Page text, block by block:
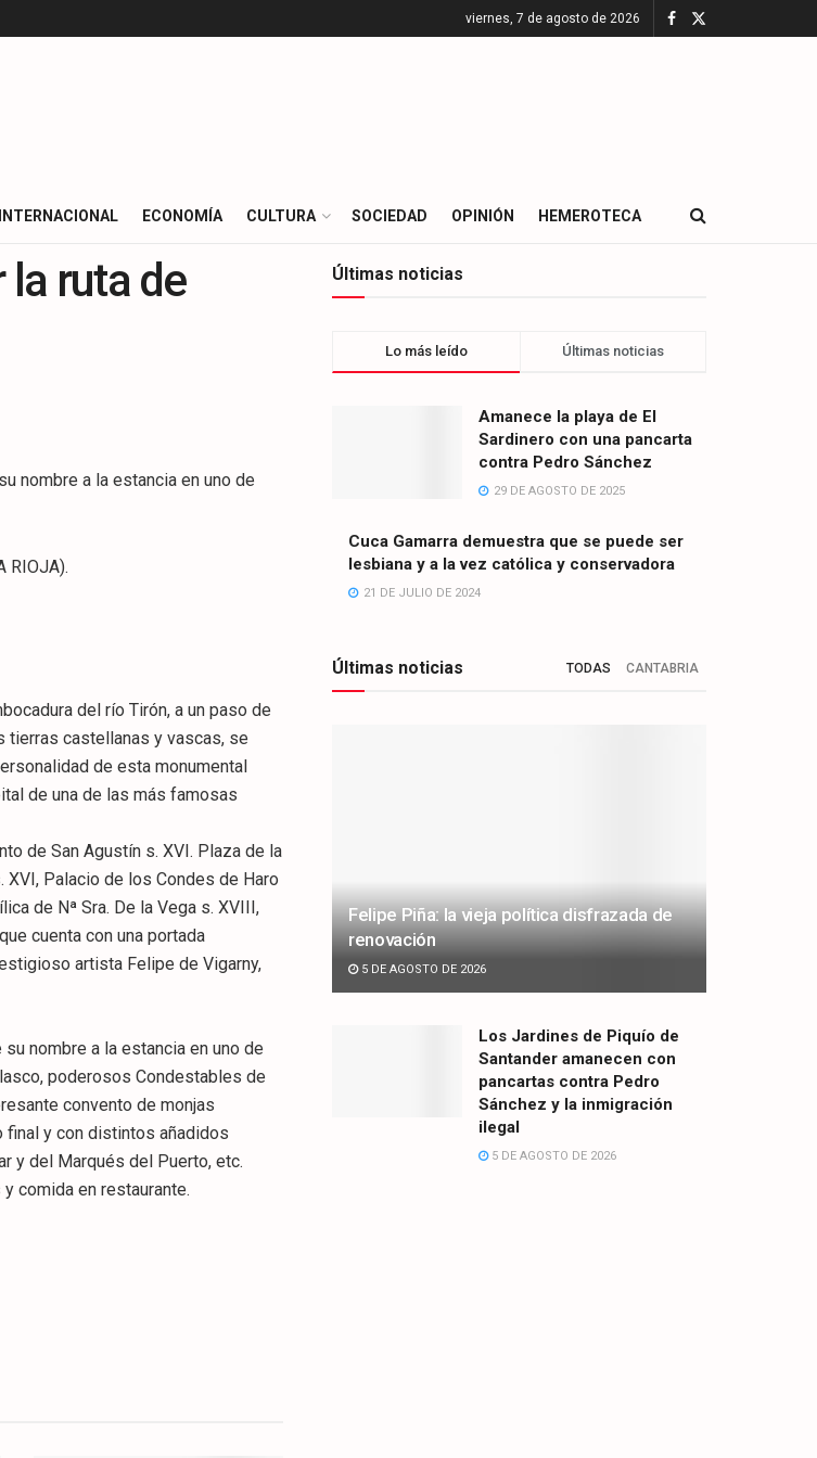
viernes, 7 de agosto de 2026
INTERNACIONAL ECONOMÍA CULTURA SOCIEDAD OPINIÓN HEMEROTECA
ruta de
nombre a la estancia en uno de
RIOJA).
del río Tirón, a un paso de
tierras castellanas y vascas, se
de esta monumental
de una de las más famosas
de San Agustín s. XVI. Plaza de la
XVI, Palacio de los Condes de Haro
de Nª Sra. De la Vega s. XVIII,
cuenta con una portada
artista Felipe de Vigarny,
nombre a la estancia en uno de
poderosos Condestables de
convento de monjas
final y con distintos añadidos
y del Marqués del Puerto, etc.
comida en restaurante.
Últimas noticias
Lo más leído Últimas noticias
Amanece la playa de El
Sardinero con una pancarta
contra Pedro Sánchez
29 DE AGOSTO DE 2025
Cuca Gamarra demuestra que se puede ser
lesbiana y a la vez católica y conservadora
21 DE JULIO DE 2024
Últimas noticias TODAS CANTABRIA
Felipe Piña: la vieja política disfrazada de
renovación
5 DE AGOSTO DE 2026
Los Jardines de Piquío de
Santander amanecen con
pancartas contra Pedro
Sánchez y la inmigración
ilegal
5 DE AGOSTO DE 2026